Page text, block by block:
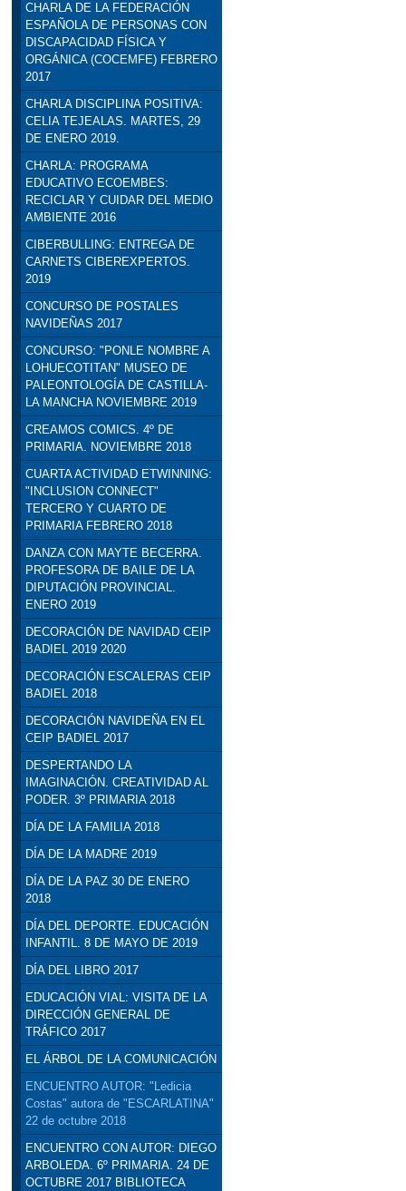
CHARLA DE LA FEDERACIÓN
ESPAÑOLA DE PERSONAS CON
DISCAPACIDAD FÍSICA Y
ORGÁNICA (COCEMFE) FEBRERO
2017
CHARLA DISCIPLINA POSITIVA:
CELIA TEJEALAS. MARTES, 29
DE ENERO 2019.
CHARLA: PROGRAMA
EDUCATIVO ECOEMBES:
RECICLAR Y CUIDAR DEL MEDIO
AMBIENTE 2016
CIBERBULLING: ENTREGA DE
CARNETS CIBEREXPERTOS.
2019
CONCURSO DE POSTALES
NAVIDEÑAS 2017
CONCURSO: "PONLE NOMBRE A
LOHUECOTITAN" MUSEO DE
PALEONTOLOGÍA DE CASTILLA-
LA MANCHA NOVIEMBRE 2019
CREAMOS COMICS. 4º DE
PRIMARIA. NOVIEMBRE 2018
CUARTA ACTIVIDAD ETWINNING:
"INCLUSION CONNECT"
TERCERO Y CUARTO DE
PRIMARIA FEBRERO 2018
DANZA CON MAYTE BECERRA.
PROFESORA DE BAILE DE LA
DIPUTACIÓN PROVINCIAL.
ENERO 2019
DECORACIÓN DE NAVIDAD CEIP
BADIEL 2019 2020
DECORACIÓN ESCALERAS CEIP
BADIEL 2018
DECORACIÓN NAVIDEÑA EN EL
CEIP BADIEL 2017
DESPERTANDO LA
IMAGINACIÓN. CREATIVIDAD AL
PODER. 3º PRIMARIA 2018
DÍA DE LA FAMILIA 2018
DÍA DE LA MADRE 2019
DÍA DE LA PAZ 30 DE ENERO
2018
DÍA DEL DEPORTE. EDUCACIÓN
INFANTIL. 8 DE MAYO DE 2019
DÍA DEL LIBRO 2017
EDUCACIÓN VIAL: VISITA DE LA
DIRECCIÓN GENERAL DE
TRÁFICO 2017
EL ÁRBOL DE LA COMUNICACIÓN
ENCUENTRO AUTOR: "Ledicia
Costas" autora de "ESCARLATINA"
22 de octubre 2018
ENCUENTRO CON AUTOR: DIEGO
ARBOLEDA. 6º PRIMARIA. 24 DE
OCTUBRE 2017 BIBLIOTECA